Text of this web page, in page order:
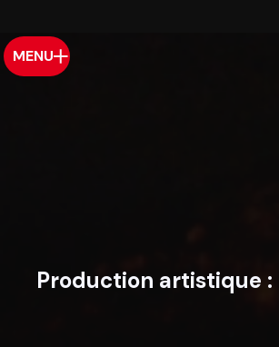
MENU
Production artistique :